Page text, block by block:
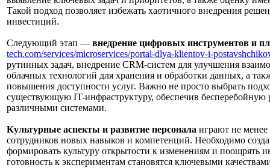
Такой подход позволяет избежать хаотичного внедрения
инвестиций.
Следующий этап — внедрение цифровых инструментов и
tech.com/services/microservices/portal-dlya-klientov-i-
рутинных задач, внедрение CRM-систем для улучшения
облачных технологий для хранения и обработки данных, а
повышения доступности услуг. Важно не просто выбрать
существующую IT-инфраструктуру, обеспечив
различными системами.
Культурные аспекты и развитие персонала играют не
сотрудников новых навыков и компетенций. Необходимо
формировать культуру открытости к изменениям и поощрять
готовность к экспериментам становятся ключевыми